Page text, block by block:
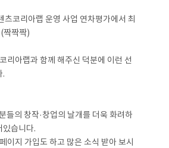
코리아랩 운영 사업 연차평가에서 최
짝짝짝)
리아랩과 함께 해주신 덕분에 이런 선
.
들의 창작·창업의 날개를 더욱 화려하
있습니다.
이지 가입도 하고 많은 소식 받아 보시